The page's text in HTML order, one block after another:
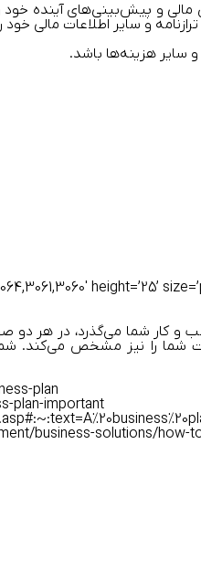
مالی و پیش‌بینی‌های آینده
و سایر اطلاعات مالی
سایر هزینه‌ها باشد.
height=’25’
‌کار شما می‌گذرد، در هر دو
شما را نیز مشخص می‌کند.
plan
plan-important
business-solutions/how-